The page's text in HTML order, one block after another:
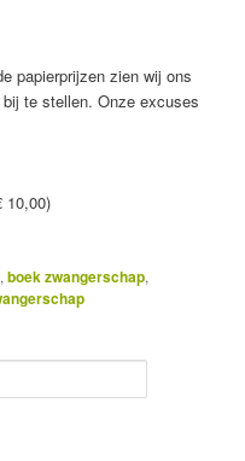
papierprijzen zien wij ons
te stellen. Onze excuses
10,00)
,boek zwangerschap,